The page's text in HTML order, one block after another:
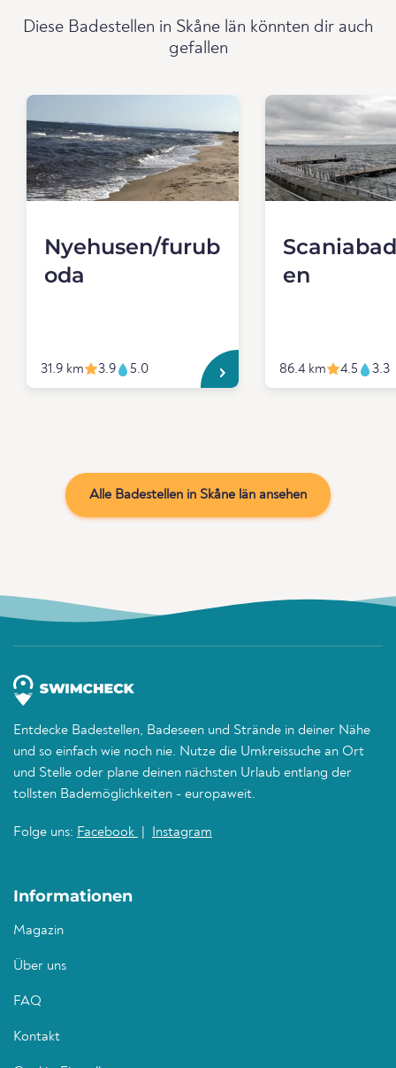
Diese Badestellen in Skåne län könnten dir auch
gefallen
Nyehusen/furub
oda
31.9 km 3.9 5.0
en
86.4 km 4.5 3.3
Alle Badestellen in Skåne län ansehen
Entdecke Badestellen, Badeseen und Strände in deiner Nähe
und so einfach wie noch nie. Nutze die Umkreissuche an Ort
und Stelle oder plane deinen nächsten Urlaub entlang der
tollsten Bademöglichkeiten - europaweit.
Folge uns: Facebook Instagram
Informationen
Magazin
Über uns
FAQ
Kontakt